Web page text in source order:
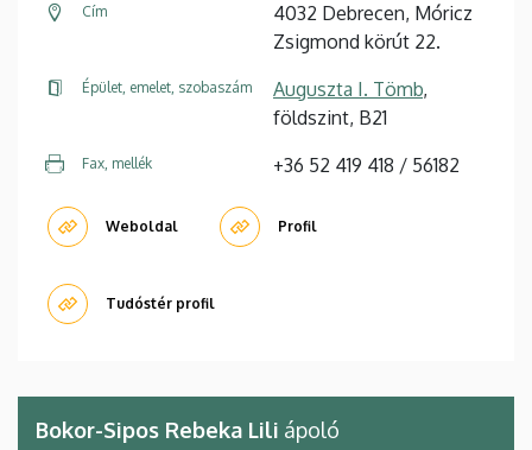
Cím
4032 Debrecen, Móricz
Zsigmond körút 22.
Épület, emelet, szobaszám Auguszta I. Tömb,
földszint, B21
Fax, mellék +36 52 419 418 / 56182
Weboldal Profil
Tudóstér profil
Bokor-Sipos Rebeka Lili ápoló